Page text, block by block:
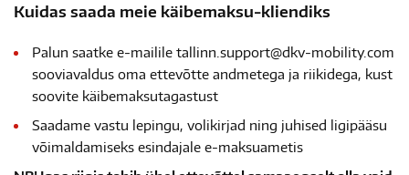
Kuidas saada meie käibemaksu-kliendiks
Palun saatke e-mailile tallinn.support@dkv-mobility.com
sooviavaldus oma ettevõtte andmetega ja riikidega, kust
soovite käibemaksutagastust
Saadame vastu lepingu, volikirjad ning juhised ligipääsu
võimaldamiseks esindajale e-maksuametis